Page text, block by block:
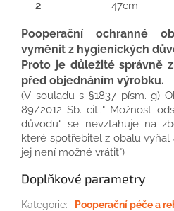
2 47cm
Pooperační ochranné
vyměnit z hygienických
Proto je důležité správně
před objednáním výrobku.
(V souladu s §1837 písm. g)
89/2012 Sb. cit.:" Možnost
důvodu“ se nevztahuje na
které spotřebitel z obalu
jej není možné vrátit")
Doplňkové parametry
Kategorie:
Pooperační péče a